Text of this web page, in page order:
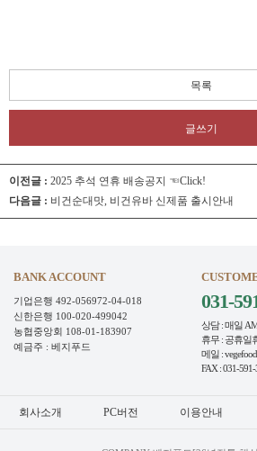
목록
글쓰기
이전글 : 2025 추석 연휴 배송공지 ☜Click!
다음글 : 비건순대맛, 비건유바 신제품 출시안내
BANK ACCOUNT
기업은행 492-056972-04-018
신한은행 100-020-499042
농협중앙회 108-01-183907
예금주 : 베지푸드
031-
상담 : 매일
휴무 : 공휴일
메일 :
FAX : 031-
회사소개 PC버전 이용안내